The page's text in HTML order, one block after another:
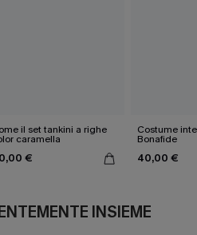
il set tankini a righe
caramella
€
Costume
Bonafide
40,00 €
INSIEME